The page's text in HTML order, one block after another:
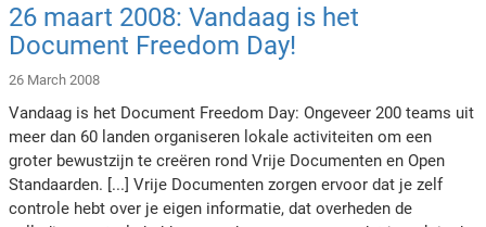
26 maart 2008: Vandaag is het
Document Freedom Day!
26 March 2008
Vandaag is het Document Freedom Day: Ongeveer 200 teams uit
meer dan 60 landen organiseren lokale activiteiten om een
groter bewustzijn te creëren rond Vrije Documenten en Open
Standaarden. [...] Vrije Documenten zorgen ervoor dat je zelf
controle hebt over je eigen informatie, dat overheden de